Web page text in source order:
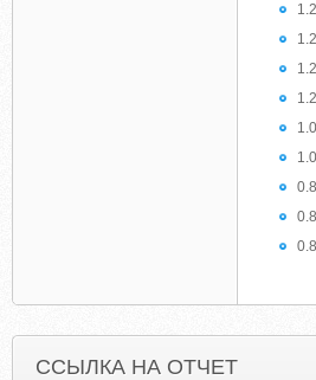
ССЫЛКА НА ОТЧЕТ